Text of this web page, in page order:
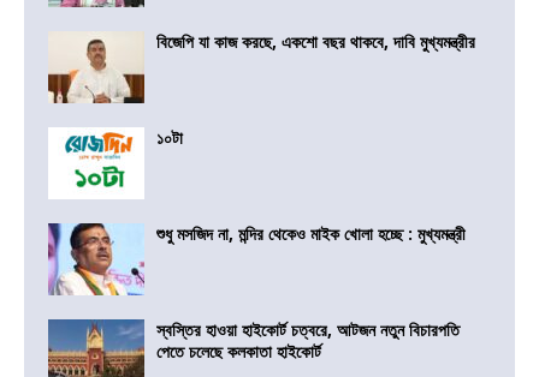
বিজেপি যা কাজ করছে, একশো বছর থাকবে, দাবি মুখ্যমন্ত্রীর
১০টা
শুধু মসজিদ না, মন্দির থেকেও মাইক খোলা হচ্ছে : মুখ্যমন্ত্রী
স্বস্তির হাওয়া হাইকোর্ট চত্বরে, আটজন নতুন বিচারপতি
পেতে চলেছে কলকাতা হাইকোর্ট